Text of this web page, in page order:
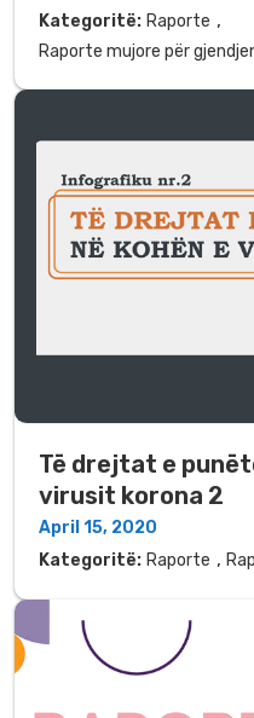
Kategoritë: Raporte ,
Raporte mujore për
Të drejtat e
virusit korona 2
April 15, 2020
Kategoritë: Raporte ,